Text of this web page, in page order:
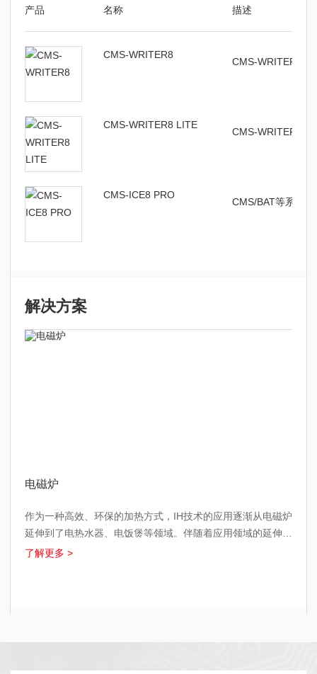
产品 名称 描述
CMS-WRITER8
CMS-WRITER8
CMS-WRITER8 LITE
CMS-WRITER8
CMS-ICE8 PRO
CMS/BAT等系列
解决方案
电磁炉
作为一种高效、环保的加热方式，IH技术的应用逐渐从电磁炉
延伸到了电热水器、电饭煲等领域。伴随着应用领域的延伸以
及技术的日渐成熟，行业和客户端对IH产品的性能、成本的要
了解更多 >